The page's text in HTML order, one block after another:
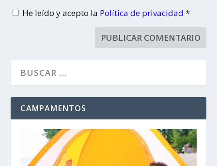
He leído y acepto la Política de privacidad*
CAMPAMENTOS